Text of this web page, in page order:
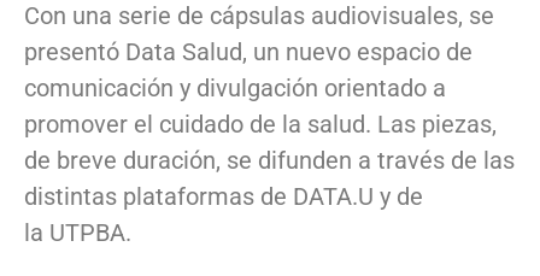
Con una serie de cápsulas audiovisuales, se
presentó Data Salud, un nuevo espacio de
comunicación y divulgación orientado a
promover el cuidado de la salud. Las piezas,
de breve duración, se difunden a través de las
distintas plataformas de DATA.U y de
la UTPBA.